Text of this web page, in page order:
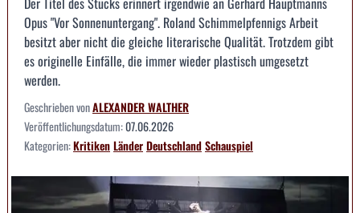
Opus "Vor Sonnenuntergang". Roland Schimmelpfennigs Arbeit
besitzt aber nicht die gleiche literarische Qualität. Trotzdem gibt
es originelle Einfälle, die immer wieder plastisch umgesetzt
werden.
Geschrieben vonALEXANDER WALTHER
Veröffentlichungsdatum:07.06.2026
Kategorien:KritikenLänderDeutschlandSchauspiel